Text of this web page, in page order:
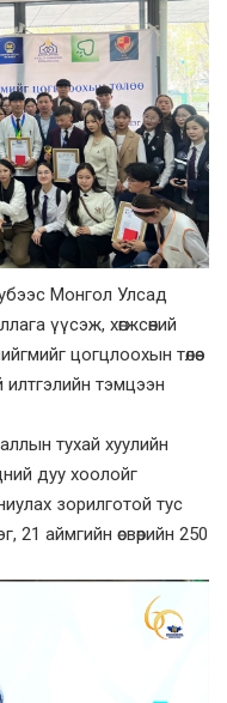
Монгол Улсад
үүсэж, хөгжсөний
цогцлоохын төлөө
илтгэлийн тэмцээн
тухай хуулийн
дуу хоолойг
зорилготой тус
21 аймгийн өсвөрийн 250